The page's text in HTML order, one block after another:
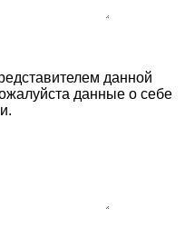
данной
данные о себе